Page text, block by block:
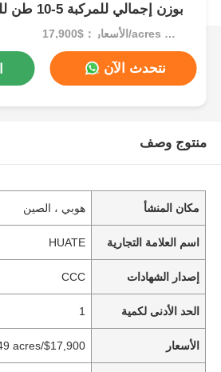
بمحرك Yuchai بوزن إجمالي للمركبة 5-10 طن للنقل
الأسعار：$17,900/acres 1-49 acres
نتحدث الآن
منتوج وصف
مكان المنشأ هوبي ، الصين
اسم العلامة التجارية HUATE
إصدار الشهادات CCC
الحد الأدنى لكمية 1
الأسعار $17,900/acres 1-49 acres